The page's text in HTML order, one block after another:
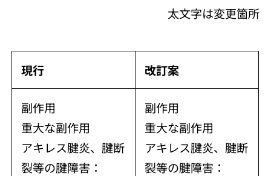
太文字は変更箇所
現行 改訂案
副作用
重大な副作用
アキレス腱炎、腱断
裂等の腱障害：
副作用
重大な副作用
アキレス腱炎、腱断
裂等の腱障害：